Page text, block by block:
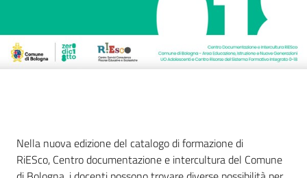
Introduzione
Nella nuova edizione del catalogo di formazione di
RiESco, Centro documentazione e intercultura del Comune